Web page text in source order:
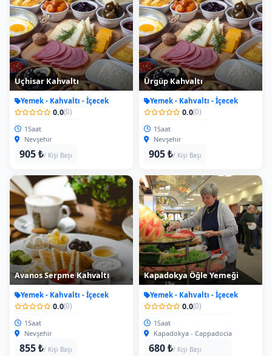
Uçhisar Kahvaltı
Yemek - Kahvaltı - İçecek
0.0(0)
1Saat
Nevşehir
905 ₺/ Kişi Başı
Ürgüp Kahvaltı
Yemek - Kahvaltı - İçecek
0.0(0)
1Saat
Nevşehir
905 ₺/ Kişi Başı
Avanos Serpme Kahvaltı
Yemek - Kahvaltı - İçecek
0.0(0)
1Saat
Nevşehir
855 ₺/ Kişi Başı
Kapadokya Öğle Yemeği
Yemek - Kahvaltı - İçecek
0.0(0)
1Saat
Kapadokya - Cappadocia
680 ₺/ Kişi Başı